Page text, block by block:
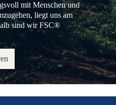
mit Menschen und
liegt uns am
sind wir FSC®